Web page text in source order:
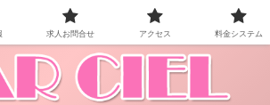
CIEL！ご来店お待ちしています。
求人お問合せ アクセス 料金システム